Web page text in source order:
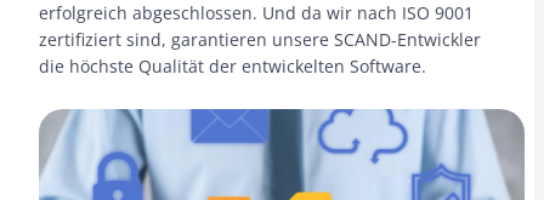
erfolgreich abgeschlossen. Und da wir nach ISO 9001
zertifiziert sind, garantieren unsere SCAND-Entwickler
die höchste Qualität der entwickelten Software.